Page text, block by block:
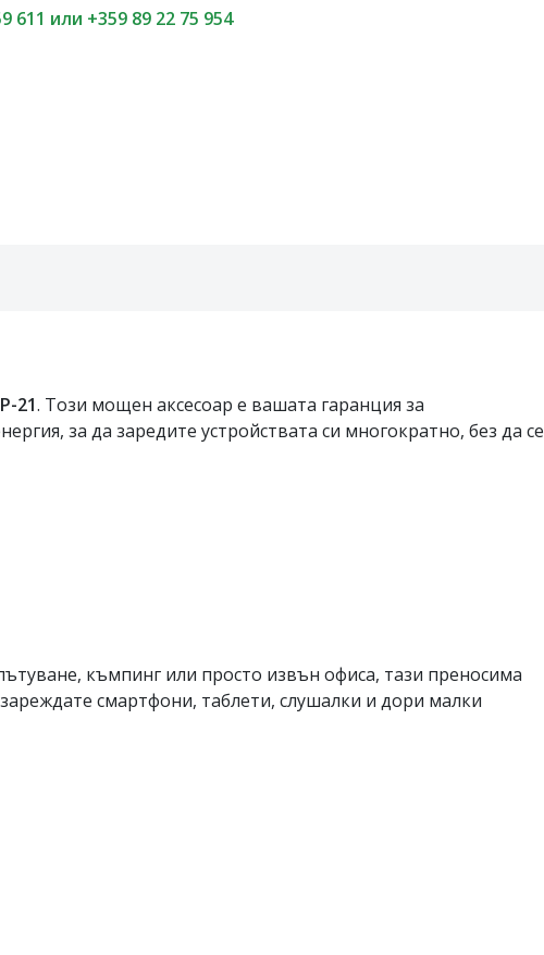
611 или +359 89 22 75 954
21. Този мощен аксесоар е вашата гаранция за
за да заредите устройствата си многократно, без да се
къмпинг или просто извън офиса, тази преносима
смартфони, таблети, слушалки и дори малки